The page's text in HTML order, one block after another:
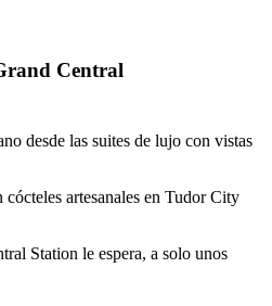
Central
desde las suites de lujo con vistas
cócteles artesanales en Tudor City
Station le espera, a solo unos